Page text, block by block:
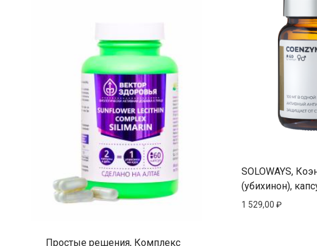
Простые решения, Комплекс
SOLOWAYS,
(убихинон),
1 529,00 ₽